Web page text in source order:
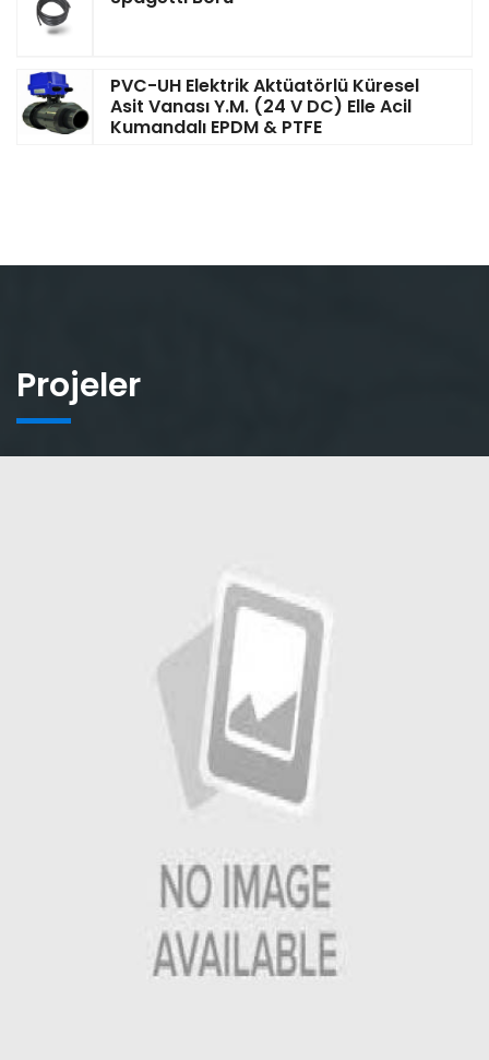
PVC-UH Elektrik Aktüatörlü Küresel
Asit Vanası Y.M. (24 V DC) Elle Acil
Kumandalı EPDM & PTFE
Projeler